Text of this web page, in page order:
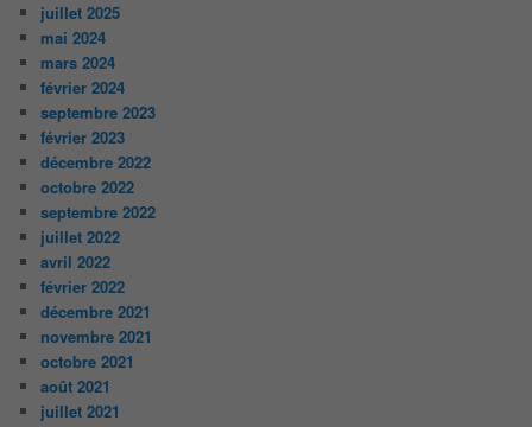
juillet 2025
mai 2024
mars 2024
février 2024
septembre 2023
février 2023
décembre 2022
octobre 2022
septembre 2022
juillet 2022
avril 2022
février 2022
décembre 2021
novembre 2021
octobre 2021
août 2021
juillet 2021